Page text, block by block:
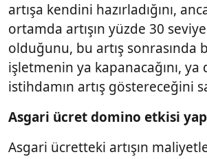
artışa kendini hazırladığını,
ortamda artışın yüzde 30
olduğunu, bu artış sonrasında
işletmenin ya kapanacağını, ya
istihdamın artış göstereceğini
Asgari ücret domino etkisi
Asgari ücretteki artışın